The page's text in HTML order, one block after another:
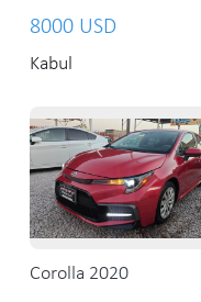
8000 USD
Kabul
Corolla 2020